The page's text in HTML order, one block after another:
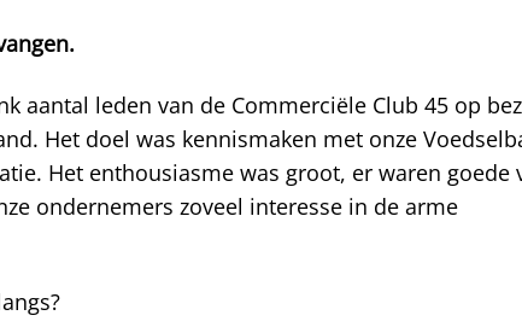
aantal leden van de Commerciële Club 45 op
Het doel was kennismaken met onze
Het enthousiasme was groot, er waren goede
ondernemers zoveel interesse in de arme